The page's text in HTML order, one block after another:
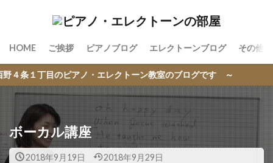
HOME ご挨拶 ピアノブログ エレクトーンブログ その他
ピアノ・エレクトーン教室のブログです ～
ボーカル講座
2018年9月19日
2018年9月29日